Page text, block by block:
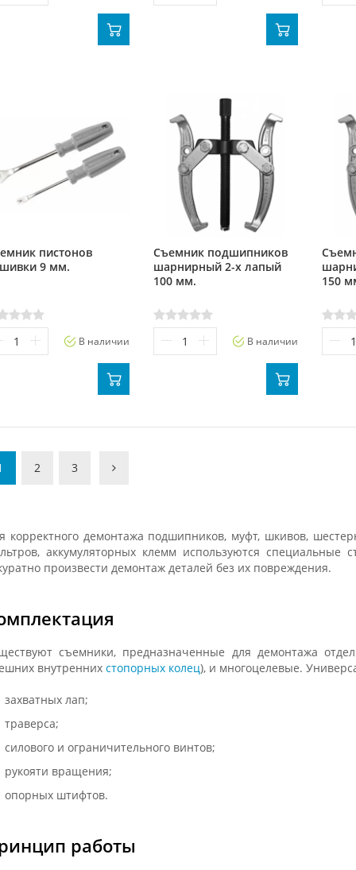
пистонов
9 мм.
В наличии
Съемник подшипников
шарнирный 2-х лапый
100 мм.
В наличии
150
2 3
корректного демонтажа подшипников, муфт, шкивов,
аккумуляторных клемм используются специальные
произвести демонтаж деталей без их повреждения.
съемники, предназначенные для демонтажа
внутреннихстопорных колец), и многоцелевые.
захватных лап;
траверса;
силового и ограничительного винтов;
рукояти вращения;
опорных штифтов.
работы